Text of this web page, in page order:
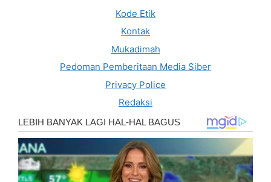
Kode Etik
Kontak
Mukadimah
Pedoman Pemberitaan Media Siber
Privacy Police
Redaksi